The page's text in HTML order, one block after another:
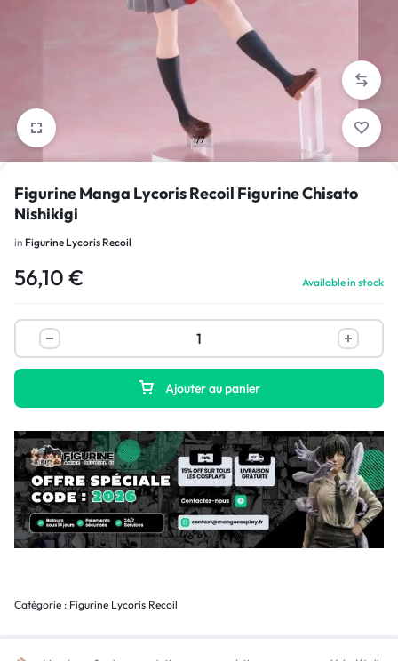
1/7
Figurine Manga Lycoris Recoil Figurine Chisato
Nishikigi
in Figurine Lycoris Recoil
56,10 € Available in stock
Ajouter au panier
Catégorie : Figurine Lycoris Recoil